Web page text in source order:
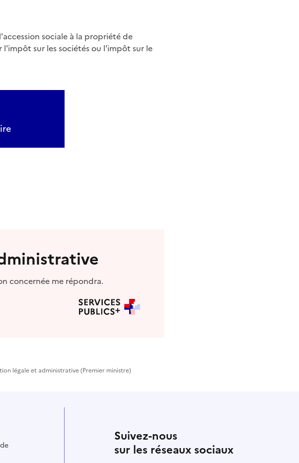
sociale à la propriété de
sur les sociétés ou l'impôt sur le
concernée me répondra.
légale et administrative (Premier ministre)
Suivez-nous
sur les réseaux sociaux